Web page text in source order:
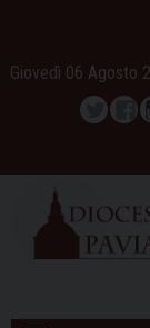
content
Giovedì 06 Agosto
Twitter